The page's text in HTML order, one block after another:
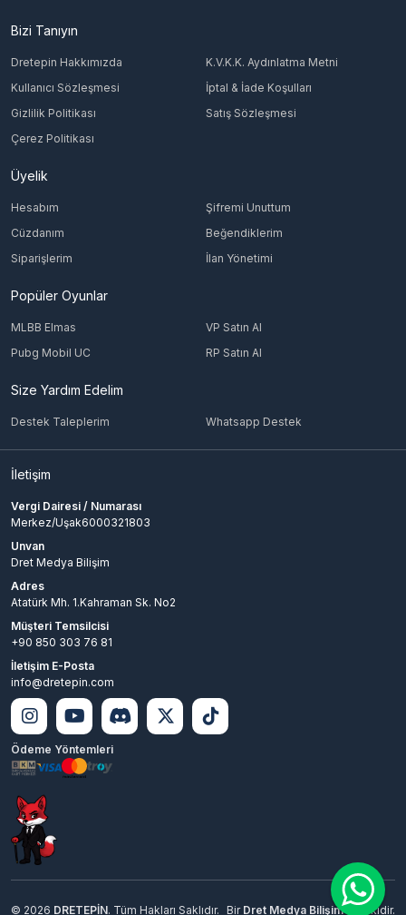
Bizi Tanıyın
Dretepin Hakkımızda
K.V.K.K. Aydınlatma Metni
Kullanıcı Sözleşmesi
İptal & İade Koşulları
Gizlilik Politikası
Satış Sözleşmesi
Çerez Politikası
Üyelik
Hesabım
Şifremi Unuttum
Cüzdanım
Beğendiklerim
Siparişlerim
İlan Yönetimi
Popüler Oyunlar
MLBB Elmas
VP Satın Al
Pubg Mobil UC
RP Satın Al
Size Yardım Edelim
Destek Taleplerim Whatsapp Destek
İletişim
Vergi Dairesi / Numarası
Merkez/Uşak6000321803
Unvan
Dret Medya Bilişim
Adres
Atatürk Mh. 1.Kahraman Sk. No2
Müşteri Temsilcisi
+90 850 303 76 81
İletişim E-Posta
info@dretepin.com
Ödeme Yöntemleri
© 2026 DRETEPİN. Tüm Hakları Saklıdır. Bir Dret Medya Bilişimİştirakidir.